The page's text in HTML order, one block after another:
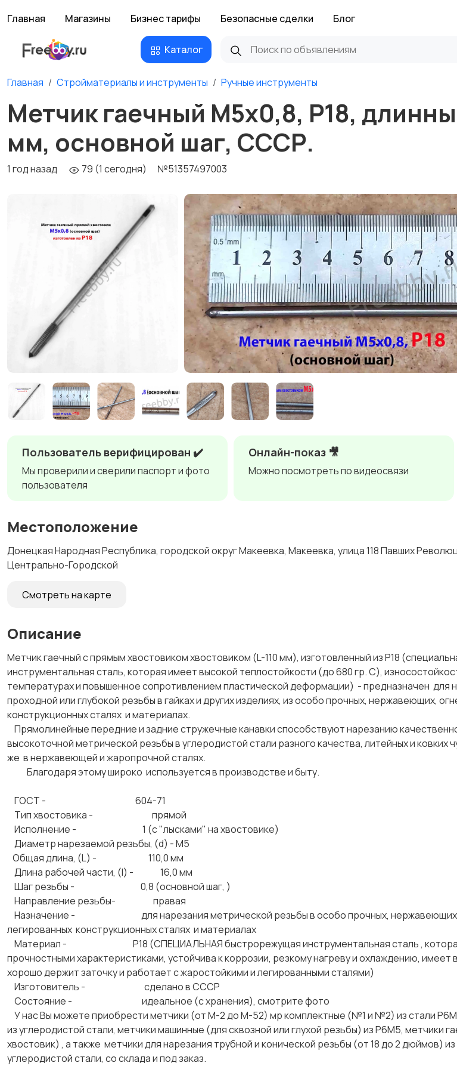
Главная Магазины Бизнес тарифы Безопасные сделки Блог
Каталог
Главная Стройматериалы и инструменты Ручные инструменты
Метчик гаечный М5х0,8, Р18,
мм, основной шаг, СССР.
1 год назад 79 (1 сегодня) №51357497003
Пользователь верифицирован ✔️
Мы проверили и сверили паспорт и фото
пользователя
Онлайн-показ 🎥
Можно посмотреть по видеосвязи
Местоположение
Донецкая Народная Республика, городской округ Макеевка, Макеевка, улица 118 Павших
Центрально-Городской
Смотреть на карте
Описание
Метчик гаечный с прямым хвостовиком хвостовиком (L-110 мм), изготовленный из Р18
инструментальная сталь, которая имеет высокой теплостойкости (до 680 гр. С),
температурах и повышенное сопротивлением пластической деформации) - предназначен для
проходной или глубокой резьбы в гайках и других изделиях, из особо прочных, нержавеющих,
конструкционных сталях и материалах.
Прямолинейные передние и задние стружечные канавки способствуют нарезанию
высокоточной метрической резьбы в углеродистой стали разного качества, литейных и ковких
же в нержавеющей и жаропрочной сталях.
Благодаря этому широко используется в производстве и быту.
ГОСТ - 604-71
Тип хвостовика - прямой
Исполнение - 1 (с "лысками" на хвостовике)
Диаметр нарезаемой резьбы, (d) - М5
Общая длина, (L) - 110,0 мм
Длина рабочей части, (l) - 16,0 мм
Шаг резьбы - 0,8 (основной шаг, )
Направление резьбы- правая
Назначение - для нарезания метрической резьбы в особо прочных, нержавеющих,
легированных конструкционных сталях и материалах
Материал - Р18 (СПЕЦИАЛЬНАЯ быстрорежущая инструментальная сталь , которая
прочностными характеристиками, устойчива к коррозии, резкому нагреву и охлаждению, имеет
хорошо держит заточку и работает с жаростойкими и легированными сталями)
Изготовитель - сделано в СССР
Состояние - идеальное (с хранения), смотрите фото
У нас Вы можете приобрести метчики (от М-2 до М-52) мр комплектные (№1 и №2) из стали
из углеродистой стали, метчики машинные (для сквозной или глухой резьбы) из Р6М5, метчики
хвостовик) , а также метчики для нарезания трубной и конической резьбы (от 18 до 2 дюймов)
углеродистой стали, со склада и под заказ.